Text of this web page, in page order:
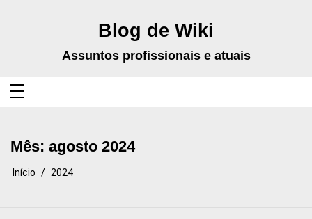
Blog de Wiki
Assuntos profissionais e atuais
Mês: agosto 2024
Início 2024